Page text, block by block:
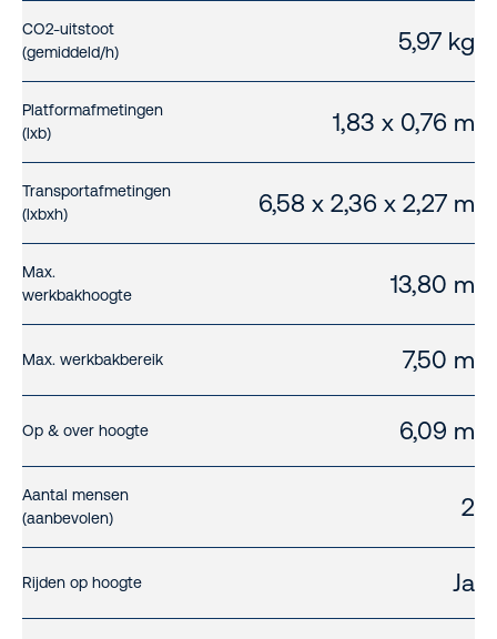
CO2-uitstoot
(gemiddeld/h)
5,97 kg
Platformafmetingen
(lxb)
1,83 x 0,76 m
Transportafmetingen
(lxbxh)
6,58 x 2,36 x 2,27 m
Max.
werkbakhoogte
13,80 m
Max. werkbakbereik 7,50 m
Op & over hoogte 6,09 m
Aantal mensen
(aanbevolen)
2
Rijden op hoogte Ja